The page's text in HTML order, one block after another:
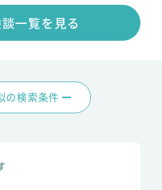
一覧を見る
の検索条件